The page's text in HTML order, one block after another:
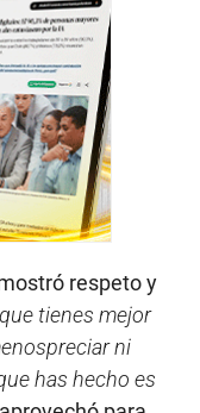
respeto y
tienes mejor
ni
has hecho es